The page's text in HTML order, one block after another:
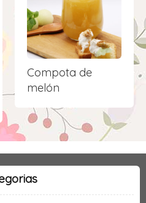
Compota de
melón